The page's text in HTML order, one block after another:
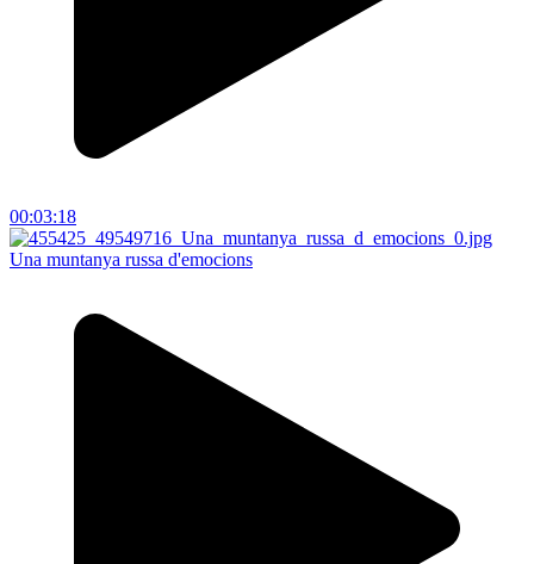
00:03:18
Una muntanya russa d'emocions